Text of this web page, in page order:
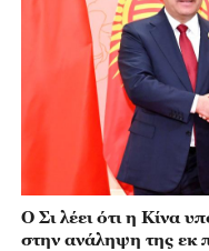
Ο Σι λέει ότι η Κίνα
στην ανάληψη της εκ